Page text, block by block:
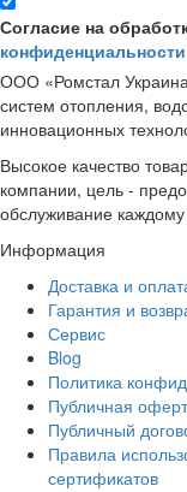
Согласие на
конфиденциальности
ООО «Ромстал
систем отопления,
инновационных
Высокое качество
компании, цель -
обслуживание каждому
Информация
Доставка и
Гарантия и
Сервис
Blog
Политика
Публичная
Публичный
Правила
сертификатов